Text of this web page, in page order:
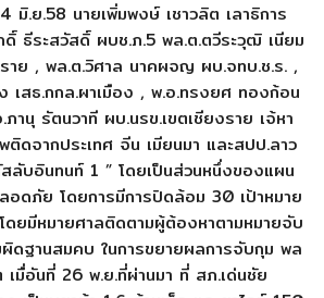
มิ.ย.58 นายเพิ่มพงษ์ เชาวลิต เลาธิการ
ธีระสวัสดิ์ ผบช.ภ.5 พล.ต.ตวีระวุฒิ เนียม
าย , พล.ต.วิศาล นาคผจญ ผบ.จทบ.ช.ร. ,
เสธ.กกล.ผาเมือง , พ.อ.ทรงยศ ทองก้อน
านุ รัตนวาที ผบ.นรข.เขตเชียงราย เจ้หา
ติดจากประเทศ จีน เมียนมา และสปป.ลาว
ลับอินทนท์ 1 ” โดยเป็นส่วนหนึ่งของแผน
อดภัย โดยการมีการปิดล้อม 30 เป้าหมาย
ยมีหมายศาลติดตามผู้ต้องหาตามหมายจับ
ดฐานสมคบ ในการขยายผลการจับกุม พล
เมื่อันที่ 26 พ.ย.ที่ผ่านมา ที่ สภ.เด่นชัย